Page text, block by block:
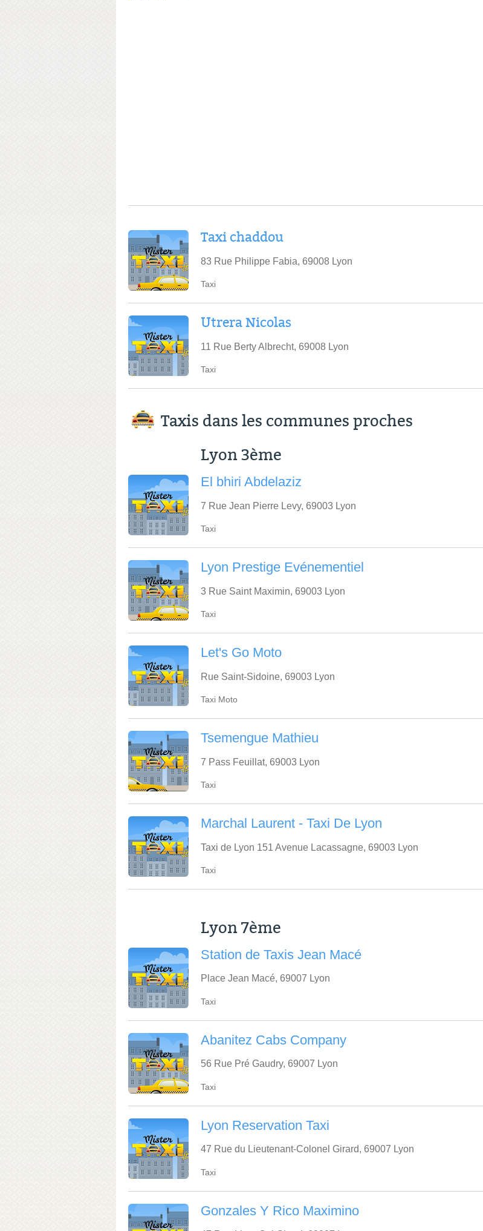
Taxi chaddou
83 Rue Philippe Fabia, 69008 Lyon
Taxi
Utrera Nicolas
11 Rue Berty Albrecht, 69008 Lyon
Taxi
Taxis dans les communes proches
Lyon 3ème
El bhiri Abdelaziz
7 Rue Jean Pierre Levy, 69003 Lyon
Taxi
Lyon Prestige Evénementiel
3 Rue Saint Maximin, 69003 Lyon
Taxi
Let's Go Moto
Rue Saint-Sidoine, 69003 Lyon
Taxi Moto
Tsemengue Mathieu
7 Pass Feuillat, 69003 Lyon
Taxi
Marchal Laurent - Taxi De Lyon
Taxi de Lyon 151 Avenue Lacassagne, 69003 Lyon
Taxi
Lyon 7ème
Station de Taxis Jean Macé
Place Jean Macé, 69007 Lyon
Taxi
Abanitez Cabs Company
56 Rue Pré Gaudry, 69007 Lyon
Taxi
Lyon Reservation Taxi
47 Rue du Lieutenant-Colonel Girard, 69007 Lyon
Taxi
Gonzales Y Rico Maximino